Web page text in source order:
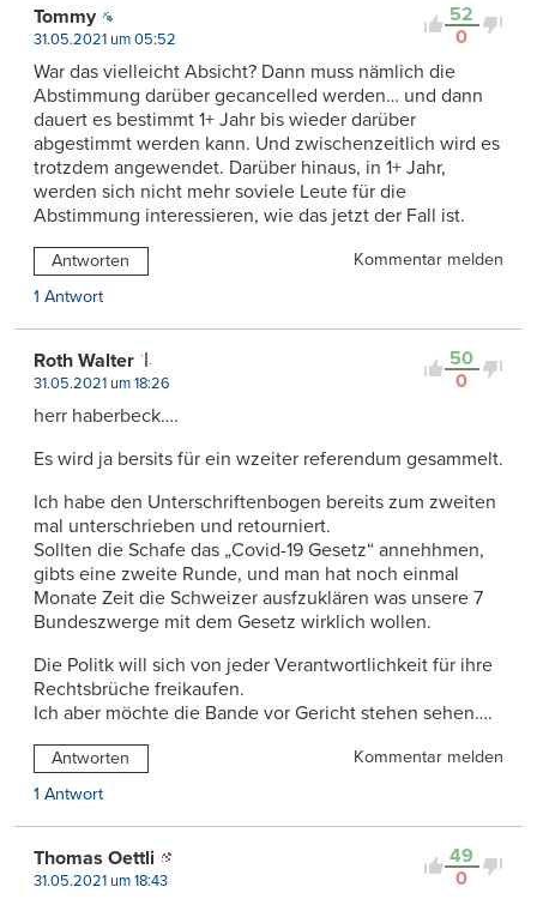
52
0
Tommy
31.05.2021 um 05:52
War das vielleicht Absicht? Dann muss nämlich die
Abstimmung darüber gecancelled werden… und dann
dauert es bestimmt 1+ Jahr bis wieder darüber
abgestimmt werden kann. Und zwischenzeitlich wird es
trotzdem angewendet. Darüber hinaus, in 1+ Jahr,
werden sich nicht mehr soviele Leute für die
Abstimmung interessieren, wie das jetzt der Fall ist.
Antworten
Kommentar melden
1 Antwort
50
0
Roth Walter
31.05.2021 um 18:26
herr haberbeck….
Es wird ja bersits für ein wzeiter referendum gesammelt.
Ich habe den Unterschriftenbogen bereits zum zweiten
mal unterschrieben und retourniert.
Sollten die Schafe das „Covid-19 Gesetz“ annehhmen,
gibts eine zweite Runde, und man hat noch einmal
Monate Zeit die Schweizer ausfzuklären was unsere 7
Bundeszwerge mit dem Gesetz wirklich wollen.
Die Politk will sich von jeder Verantwortlichkeit für ihre
Rechtsbrüche freikaufen.
Ich aber möchte die Bande vor Gericht stehen sehen….
Antworten
Kommentar melden
1 Antwort
49
0
Thomas Oettli
31.05.2021 um 18:43